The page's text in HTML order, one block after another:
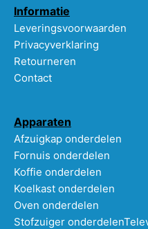
Informatie
Leveringsvoorwaarden
Privacyverklaring
Retourneren
Contact
Apparaten
Afzuigkap onderdelen
Fornuis onderdelen
Koffie onderdelen
Koelkast onderdelen
Oven onderdelen
Stofzuiger onderdelen